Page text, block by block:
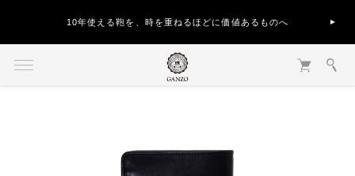
10年使える鞄を、時を重ねるほどに価値あるものへ